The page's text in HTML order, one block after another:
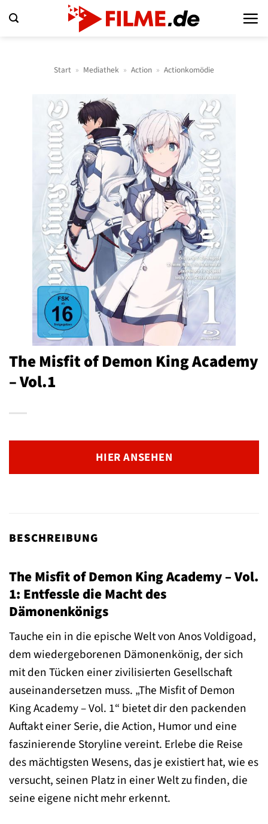
Inhalt
Start » Mediathek » Action » Actionkomödie
The Misfit of Demon King Academy
– Vol.1
HIER ANSEHEN
BESCHREIBUNG
The Misfit of Demon King Academy – Vol.
1: Entfessle die Macht des
Dämonenkönigs
Tauche ein in die epische Welt von Anos Voldigoad,
dem wiedergeborenen Dämonenkönig, der sich
mit den Tücken einer zivilisierten Gesellschaft
auseinandersetzen muss. „The Misfit of Demon
King Academy – Vol. 1“ bietet dir den packenden
Auftakt einer Serie, die Action, Humor und eine
faszinierende Storyline vereint. Erlebe die Reise
des mächtigsten Wesens, das je existiert hat, wie es
versucht, seinen Platz in einer Welt zu finden, die
seine eigene nicht mehr erkennt.